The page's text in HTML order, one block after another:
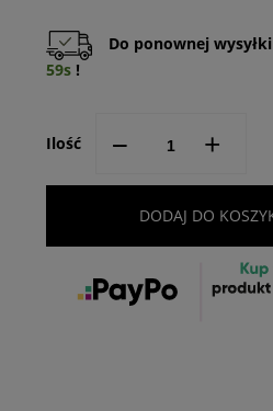
Do ponownej
59s!
Ilość -- +
DODAJ DO